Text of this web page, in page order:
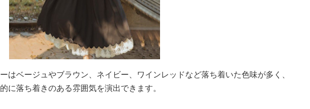
はベージュやブラウン、ネイビー、ワインレッドなど落ち着いた色味が多く、
に落ち着きのある雰囲気を演出できます。